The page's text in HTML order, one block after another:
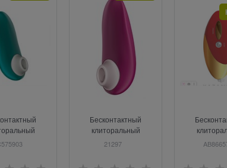
Womanizer
Бесконтактный
клиторальный
стимулятор Womanizer
21297
стимулятор